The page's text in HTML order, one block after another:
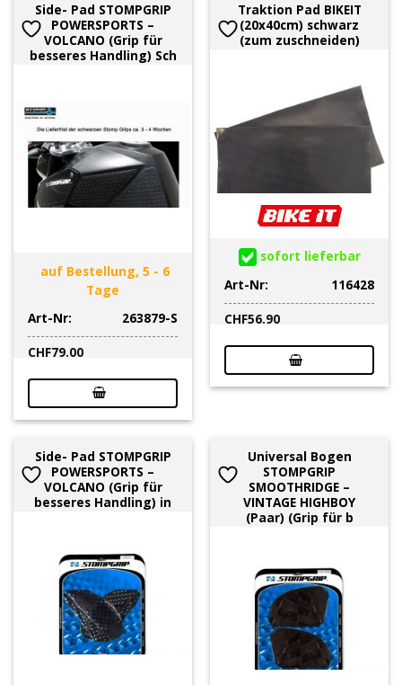
Side- Pad STOMPGRIP
POWERSPORTS –
VOLCANO (Grip für
besseres Handling) Sch
auf Bestellung, 5 - 6
Tage
Art-Nr:
263879-S
CHF79.00
Traktion Pad BIKEIT
(20x40cm) schwarz
(zum zuschneiden)
sofort lieferbar
Art-Nr:
116428
CHF56.90
Side- Pad STOMPGRIP
POWERSPORTS –
VOLCANO (Grip für
besseres Handling) in
Universal Bogen
STOMPGRIP
SMOOTHRIDGE –
VINTAGE HIGHBOY
(Paar) (Grip für b